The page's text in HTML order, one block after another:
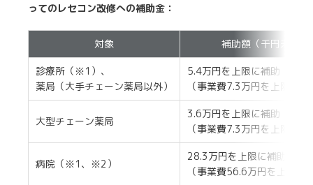
ってのレセコン改修への補助金：
対象 補助額（千円未満切
診療所（※1）、
薬局（大手チェーン薬局以外）
5.4万円を上限に補助
（事業費7.3万円を上限に
大型チェーン薬局
3.6万円を上限に補助
（事業費7.3万円を上限に
病院（※1、※2）
28.3万円を上限に補助
（事業費56.6万円を上限